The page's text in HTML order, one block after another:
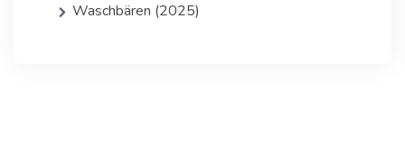
Waschbären (2025)